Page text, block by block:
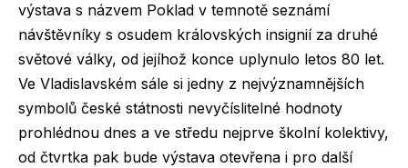
výstava s názvem Poklad v temnotě seznámí
návštěvníky s osudem královských insignií za druhé
světové války, od jejíhož konce uplynulo letos 80 let.
Ve Vladislavském sále si jedny z nejvýznamnějších
symbolů české státnosti nevyčíslitelné hodnoty
prohlédnou dnes a ve středu nejprve školní kolektivy,
od čtvrtka pak bude výstava otevřena i pro další